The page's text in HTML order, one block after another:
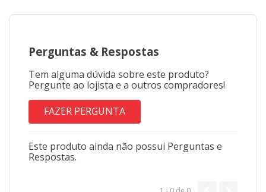
Perguntas & Respostas
Tem alguma dúvida sobre este produto?
Pergunte ao lojista e a outros compradores!
FAZER PERGUNTA
Este produto ainda não possui Perguntas e
Respostas.